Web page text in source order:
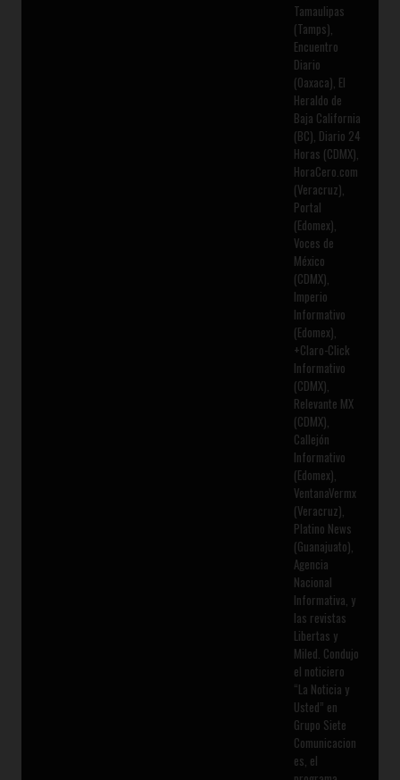
Tamaulipas
(Tamps),
Encuentro
Diario
(Oaxaca), El
Heraldo de
Baja California
(BC), Diario 24
Horas (CDMX),
HoraCero.com
(Veracruz),
Portal
(Edomex),
Voces de
México
(CDMX),
Imperio
Informativo
(Edomex),
+Claro-Click
Informativo
(CDMX),
Relevante MX
(CDMX),
Callejón
Informativo
(Edomex),
VentanaVermx
(Veracruz),
Platino News
(Guanajuato),
Agencia
Nacional
Informativa, y
las revistas
Libertas y
Miled. Condujo
el noticiero
“La Noticia y
Usted” en
Grupo Siete
Comunicacion
es, el